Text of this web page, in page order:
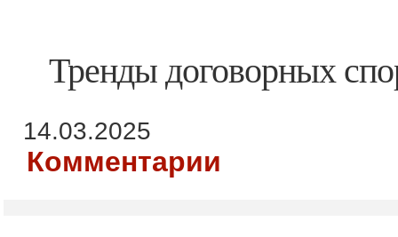
Тренды договорных
14.03.2025
Комментарии